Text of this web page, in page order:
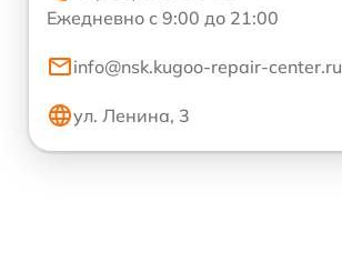
Ежедневно с 9:00 до 21:00
info@nsk.kugoo-repair-center.ru
ул. Ленина, 3